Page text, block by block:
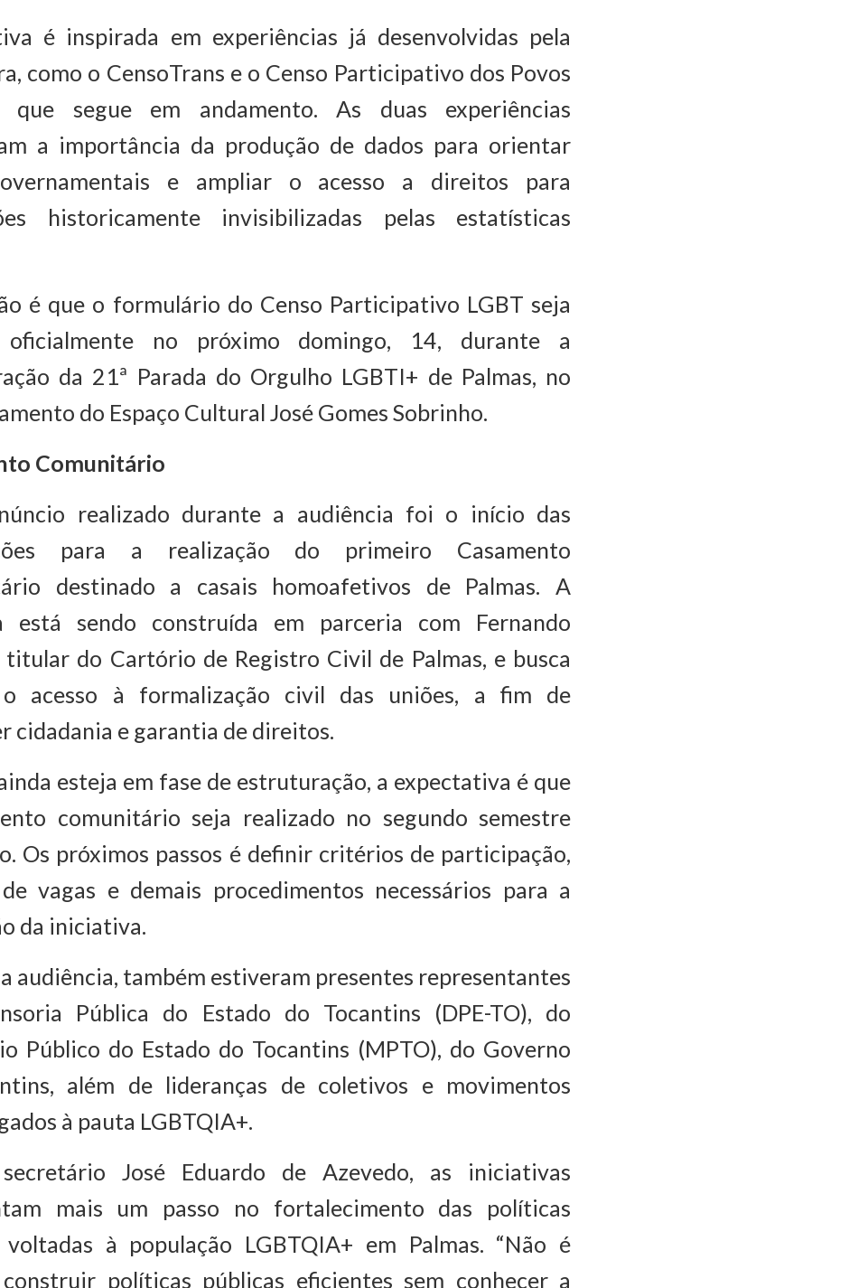
é inspirada em experiências já desenvolvidas pela
como o CensoTrans e o Censo Participativo dos Povos
que segue em andamento. As duas experiências
a importância da produção de dados para orientar
e ampliar o acesso a direitos para
historicamente invisibilizadas pelas estatísticas
é que o formulário do Censo Participativo LGBT seja
oficialmente no próximo domingo, 14, durante a
da 21ª Parada do Orgulho LGBTI+ de Palmas, no
do Espaço Cultural José Gomes Sobrinho.
Comunitário
realizado durante a audiência foi o início das
para a realização do primeiro Casamento
destinado a casais homoafetivos de Palmas. A
está sendo construída em parceria com Fernando
do Cartório de Registro Civil de Palmas, e busca
acesso à formalização civil das uniões, a fim de
cidadania e garantia de direitos.
esteja em fase de estruturação, a expectativa é que
comunitário seja realizado no segundo semestre
Os próximos passos é definir critérios de participação,
vagas e demais procedimentos necessários para a
da iniciativa.
audiência, também estiveram presentes representantes
Pública do Estado do Tocantins (DPE-TO), do
Público do Estado do Tocantins (MPTO), do Governo
além de lideranças de coletivos e movimentos
à pauta LGBTQIA+.
José Eduardo de Azevedo, as iniciativas
mais um passo no fortalecimento das políticas
voltadas à população LGBTQIA+ em Palmas. “Não é
construir políticas públicas eficientes sem conhecer a